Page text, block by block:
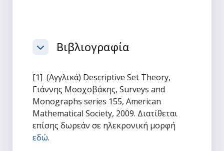
ΣύμπτυξηΒιβλιογραφία
[1] (Αγγλικά) Descriptive Set Theory,
Γιάννης Μοσχοβάκης, Surveys and
Monographs series 155, American
Mathematical Society, 2009. Διατίθεται
επίσης δωρεάν σε ηλεκρονική μορφή
εδώ.